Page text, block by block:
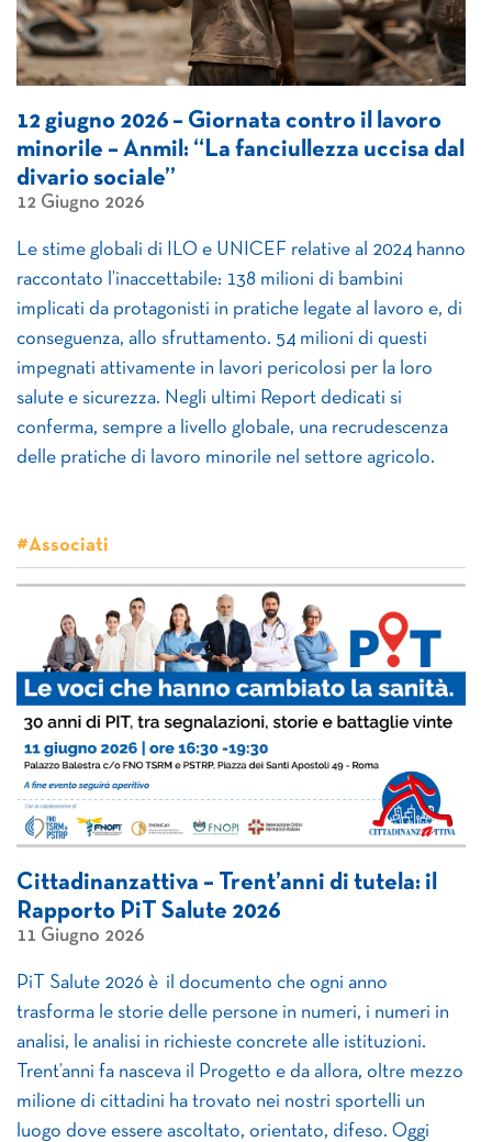
12 giugno 2026 – Giornata contro il lavoro
minorile – Anmil: “La fanciullezza uccisa dal
divario sociale”
12 Giugno 2026
Le stime globali di ILO e UNICEF relative al 2024 hanno
raccontato l’inaccettabile: 138 milioni di bambini
implicati da protagonisti in pratiche legate al lavoro e, di
conseguenza, allo sfruttamento. 54 milioni di questi
impegnati attivamente in lavori pericolosi per la loro
salute e sicurezza. Negli ultimi Report dedicati si
conferma, sempre a livello globale, una recrudescenza
delle pratiche di lavoro minorile nel settore agricolo.
#Associati
Cittadinanzattiva – Trent’anni di tutela: il
Rapporto PiT Salute 2026
11 Giugno 2026
PiT Salute 2026 è il documento che ogni anno
trasforma le storie delle persone in numeri, i numeri in
analisi, le analisi in richieste concrete alle istituzioni.
Trent’anni fa nasceva il Progetto e da allora, oltre mezzo
milione di cittadini ha trovato nei nostri sportelli un
luogo dove essere ascoltato, orientato, difeso. Oggi